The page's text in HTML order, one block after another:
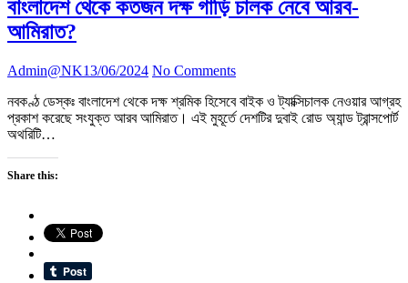
বাংলাদেশ থেকে কতজন দক্ষ গাড়ি চালক নেবে আরব-
আমিরাত?
Admin@NK13/06/2024 No Comments
নবকণ্ঠ ডেস্কঃ বাংলাদেশ থেকে দক্ষ শ্রমিক হিসেবে বাইক ও ট্যাক্সিচালক নেওয়ার আগ্রহ
প্রকাশ করেছে সংযুক্ত আরব আমিরাত। এই মুহূর্তে দেশটির দুবাই রোড অ্যান্ড ট্রান্সপোর্ট
অথরিটি…
Share this: